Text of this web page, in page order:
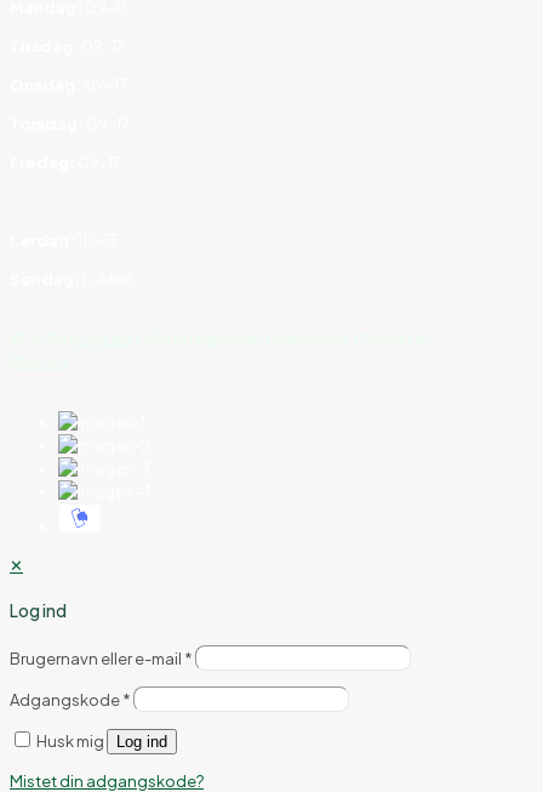
✕
Log ind
Brugernavn eller e-mail *
Adgangskode*
Husk mig Log ind
Mistet din adgangskode?